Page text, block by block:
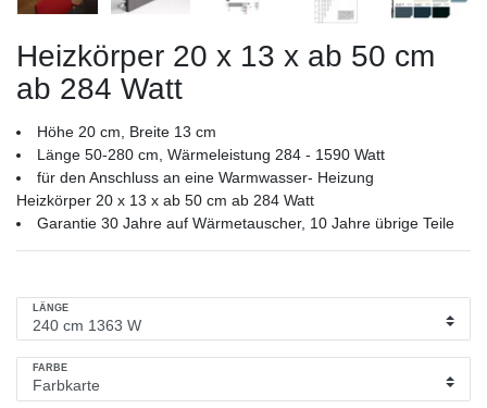
Heizkörper 20 x 13 x ab 50 cm
ab 284 Watt
Höhe 20 cm, Breite 13 cm
Länge 50-280 cm, Wärmeleistung 284 - 1590 Watt
für den Anschluss an eine Warmwasser- Heizung
Heizkörper 20 x 13 x ab 50 cm ab 284 Watt
Garantie 30 Jahre auf Wärmetauscher, 10 Jahre übrige Teile
LÄNGE
FARBE